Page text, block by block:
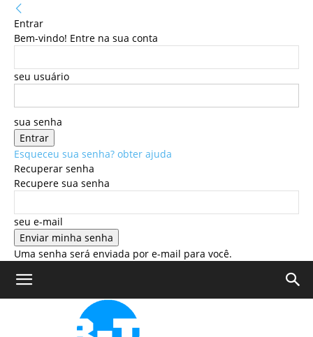
Entrar
Bem-vindo! Entre na sua conta
seu usuário
sua senha
Esqueceu sua senha? obter ajuda
Recuperar senha
Recupere sua senha
seu e-mail
Uma senha será enviada por e-mail para você.